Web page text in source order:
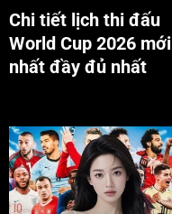
Chi tiết lịch thi đấu
World Cup 2026 mới
nhất đầy đủ nhất